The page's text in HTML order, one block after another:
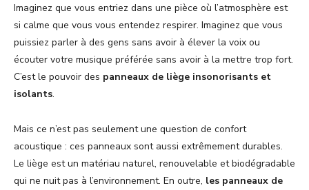
Imaginez que vous entriez dans une pièce où l’atmosphère est
si calme que vous vous entendez respirer. Imaginez que vous
puissiez parler à des gens sans avoir à élever la voix ou
écouter votre musique préférée sans avoir à la mettre trop fort.
C’est le pouvoir des panneaux de liège insonorisants et
isolants.
Mais ce n’est pas seulement une question de confort
acoustique : ces panneaux sont aussi extrêmement durables.
Le liège est un matériau naturel, renouvelable et biodégradable
qui ne nuit pas à l’environnement. En outre, les panneaux de